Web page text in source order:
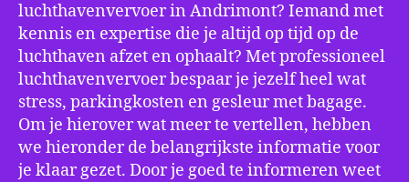
luchthavenvervoer in Andrimont? Iemand met
kennis en expertise die je altijd op tijd op de
luchthaven afzet en ophaalt? Met professioneel
luchthavenvervoer bespaar je jezelf heel wat
stress, parkingkosten en gesleur met bagage.
Om je hierover wat meer te vertellen, hebben
we hieronder de belangrijkste informatie voor
je klaar gezet. Door je goed te informeren weet